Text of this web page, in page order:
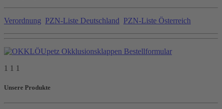
Verordnung PZN-Liste Deutschland PZN-Liste Österreich
1 1 1
Unsere Produkte